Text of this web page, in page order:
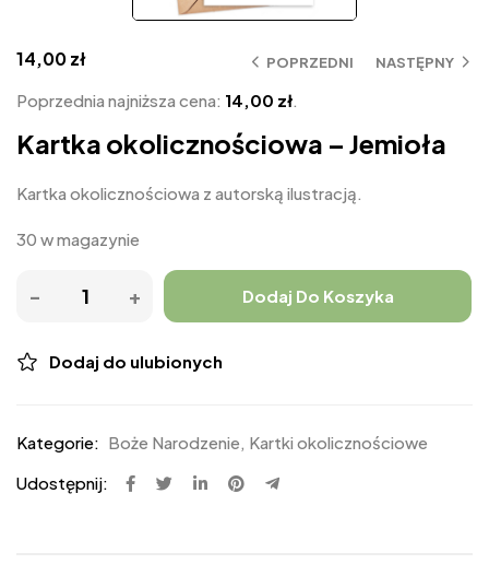
POPRZEDNI NASTĘPNY
14,00zł
Poprzednia najniższa cena: 14,00 zł.
Kartka okolicznościowa – Jemioła
Kartka okolicznościowa z autorską ilustracją.
30 w magazynie
Dodaj Do Koszyka
Dodaj do ulubionych
Kategorie: Boże Narodzenie, Kartki okolicznościowe
Udostępnij: